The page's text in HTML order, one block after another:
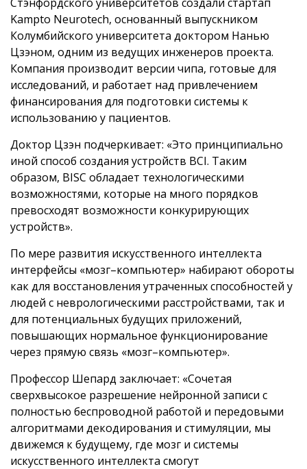
Kampto Neurotech, основанный выпускником
Колумбийского университета доктором Нанью
Цзэном, одним из ведущих инженеров проекта.
Компания производит версии чипа, готовые для
исследований, и работает над привлечением
финансирования для подготовки системы к
использованию у пациентов.
Доктор Цзэн подчеркивает: «Это принципиально
иной способ создания устройств BCI. Таким
образом, BISC обладает технологическими
возможностями, которые на много порядков
превосходят возможности конкурирующих
устройств».
По мере развития искусственного интеллекта
интерфейсы «мозг–компьютер» набирают обороты
как для восстановления утраченных способностей у
людей с неврологическими расстройствами, так и
для потенциальных будущих приложений,
повышающих нормальное функционирование
через прямую связь «мозг–компьютер».
Профессор Шепард заключает: «Сочетая
сверхвысокое разрешение нейронной записи с
полностью беспроводной работой и передовыми
алгоритмами декодирования и стимуляции, мы
движемся к будущему, где мозг и системы
искусственного интеллекта смогут